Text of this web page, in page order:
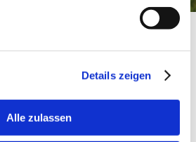
Details zeigen
Alle zulassen
für Familien in Not
ihren Kindern bei akuten
Die Unterstützung erfolgt
und orientiert sich am